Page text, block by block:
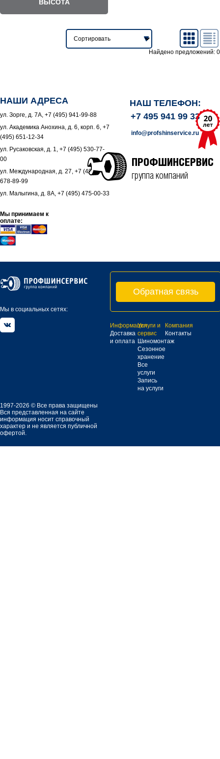
ВЫСОТА
Найдено предложений: 0
НАШИ АДРЕСА
ул. Зорге, д. 7А, +7 (495) 941-99-88
ул. Академика Анохина, д. 6, корп. 6, +7
(495) 651-12-34
ул. Русаковская, д. 1, +7 (495) 530-77-
00
ул. Международная, д. 27, +7 (495)
678-89-99
ул. Малыгина, д. 8А, +7 (495) 475-00-33
Мы принимаем к
оплате:
НАШ ТЕЛЕФОН:
+7 495 941 99 33
info@profshinservice.ru
ПРОФШИНСЕРВИС
группа компаний
Мы в социальных сетях:
Обратная связь
Информация
Доставка
и оплата
Услуги и
сервис
Шиномонтаж
Сезонное
хранение
Все
услуги
Запись
на услуги
Компания
Контакты
1997-2026 © Все права защищены
Вся представленная на сайте
информация носит справочный
характер и не является публичной
офертой.